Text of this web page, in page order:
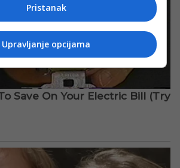
Pristanak
Upravljanje opcijama